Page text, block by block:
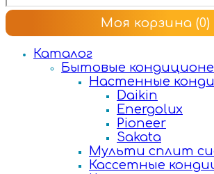
Моя корзина (0)
Каталог
Бытовые
Настенные
Daikin
Energolux
Pioneer
Sakata
Мульти сплит
Кассетные